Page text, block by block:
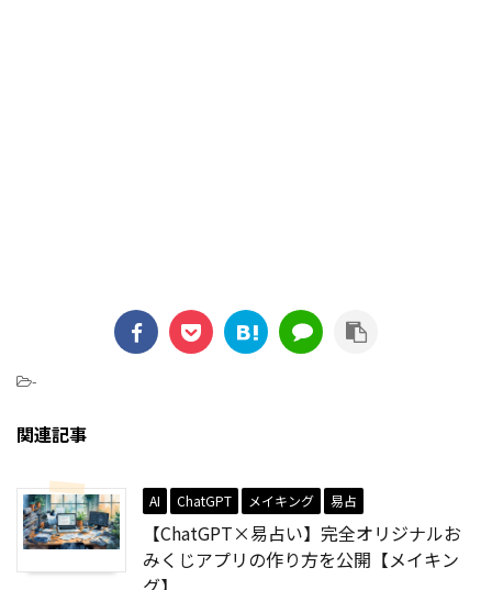
-
関連記事
AI ChatGPT メイキング 易占
【ChatGPT×易占い】完全オリジナルお
みくじアプリの作り方を公開【メイキン